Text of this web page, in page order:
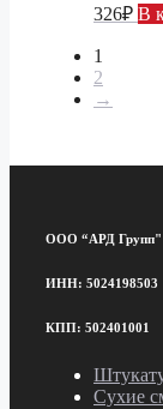
326₽ В
1
2
→
ООО “АРД Групп"
ИНН: 5024198503
КПП: 502401001
Сухие